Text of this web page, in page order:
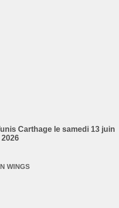
Carthage le samedi 13 juin
2026
WINGS